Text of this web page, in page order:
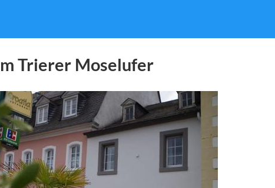
Trierer Moselufer